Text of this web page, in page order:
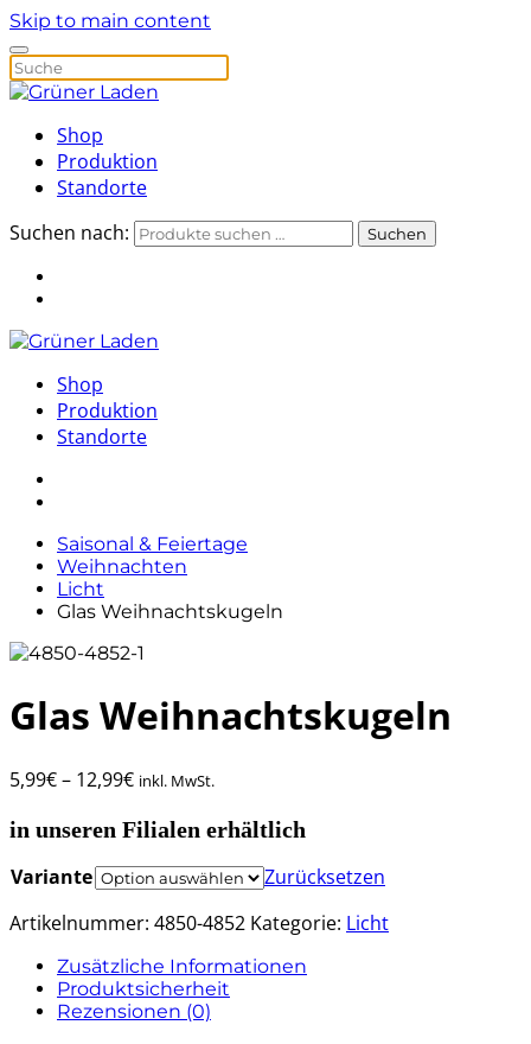
Skip to main content
Shop
Produktion
Standorte
Suchen nach:
Suchen
Shop
Produktion
Standorte
Saisonal & Feiertage
Weihnachten
Licht
Glas Weihnachtskugeln
Glas Weihnachtskugeln
5,99€– 12,99€ inkl. MwSt.
in unseren Filialen erhältlich
Variante
Zurücksetzen
Artikelnummer: 4850-4852 Kategorie: Licht
Zusätzliche Informationen
Produktsicherheit
Rezensionen (0)